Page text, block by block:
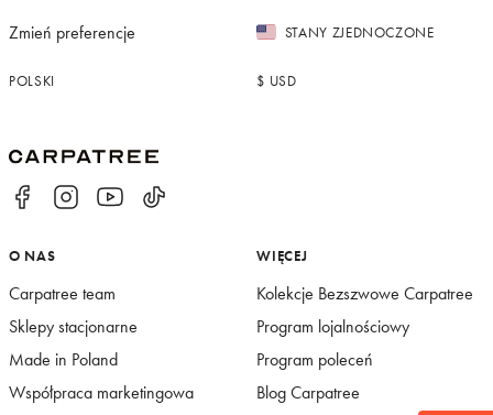
Zmień preferencje STANY ZJEDNOCZONE
POLSKI $ USD
O NAS
Carpatree team
Sklepy stacjonarne
Made in Poland
Współpraca marketingowa
WIĘCEJ
Kolekcje Bezszwowe Carpatree
Program lojalnościowy
Program poleceń
Blog Carpatree